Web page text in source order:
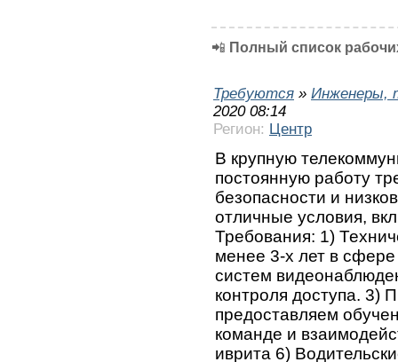
📲 Полный список
Требуются » Инженеры,
2020 08:14
Регион: Центр
В крупную
постоянную работу
безопасности и
отличные условия,
Требования: 1)
менее 3-х лет в
систем
контроля доступа. 3)
предоставляем
команде и
иврита 6)